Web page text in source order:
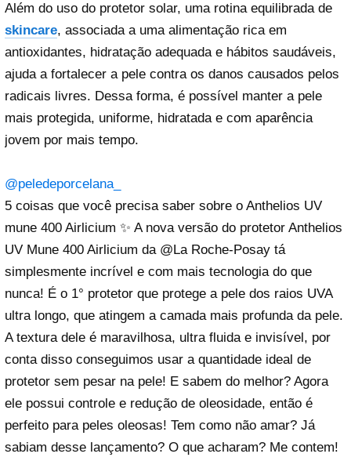
Além do uso do protetor solar, uma rotina equilibrada de
skincare, associada a uma alimentação rica em
antioxidantes, hidratação adequada e hábitos saudáveis,
ajuda a fortalecer a pele contra os danos causados pelos
radicais livres. Dessa forma, é possível manter a pele
mais protegida, uniforme, hidratada e com aparência
jovem por mais tempo.
@peledeporcelana_
5 coisas que você precisa saber sobre o Anthelios UV
mune 400 Airlicium ✨ A nova versão do protetor Anthelios
UV Mune 400 Airlicium da @La Roche-Posay tá
simplesmente incrível e com mais tecnologia do que
nunca! É o 1° protetor que protege a pele dos raios UVA
ultra longo, que atingem a camada mais profunda da pele.
A textura dele é maravilhosa, ultra fluida e invisível, por
conta disso conseguimos usar a quantidade ideal de
protetor sem pesar na pele! E sabem do melhor? Agora
ele possui controle e redução de oleosidade, então é
perfeito para peles oleosas! Tem como não amar? Já
sabiam desse lançamento? O que acharam? Me contem!